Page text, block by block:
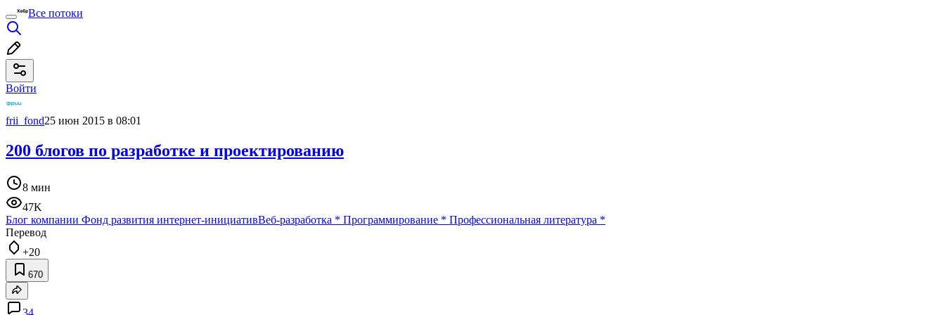
Все потоки
Войти
frii_fond25 июн 2015 в 08:01
200 блогов по разработке и проектированию
8 мин
47K
Блог компании Фонд развития интернет-инициативВеб-разработка * Программирование * Профессиональная литература *
Перевод
+20
670
34